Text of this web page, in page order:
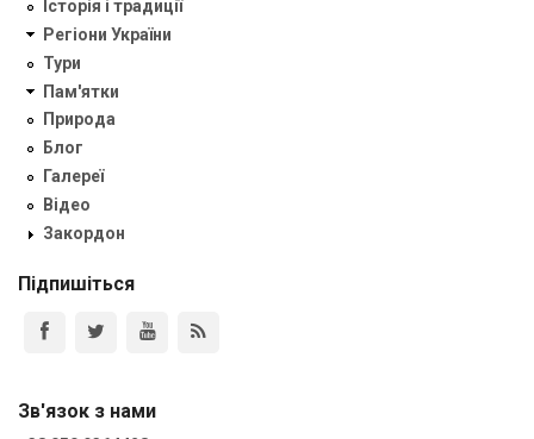
Історія і традиції
Регіони України
Тури
Пам'ятки
Природа
Блог
Галереї
Відео
Закордон
Підпишіться
Зв'язок з нами